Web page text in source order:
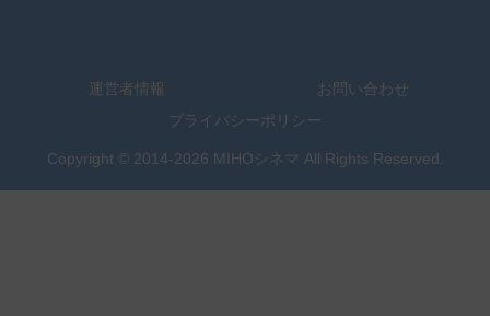
運営者情報
お問い合わせ
プライバシーポリシー
Copyright © 2014-2026 MIHOシネマ All Rights Reserved.